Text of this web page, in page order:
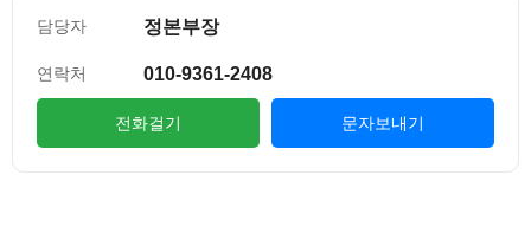
담당자 정본부장
연락처 010-9361-2408
전화걸기 문자보내기